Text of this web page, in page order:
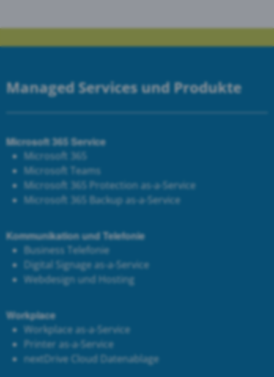
Managed Services und Produkte
Microsoft 365 Service
Microsoft 365
Microsoft Teams
Microsoft 365 Protection as-a-Service
Microsoft 365 Backup as-a-Service
Kommunikation und Telefonie
Business Telefonie
Digital Signage as-a-Service
Webdesign und Hosting
Workplace
Workplace as-a-Service
Printer as-a-Service
nextDrive Cloud Datenablage